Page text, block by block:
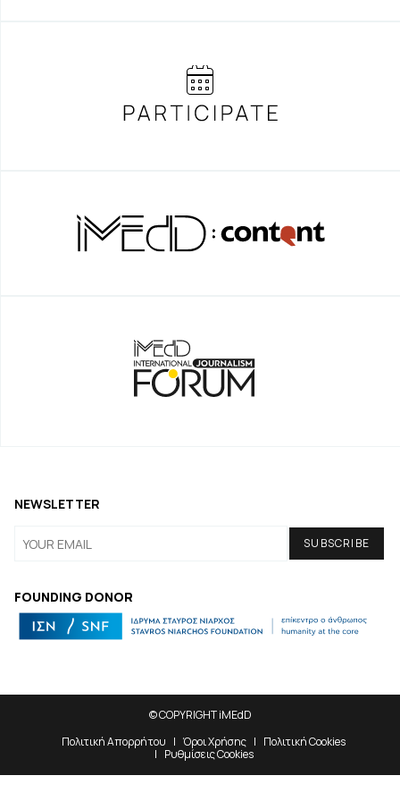
FOUNDING DONOR
NEWSLETTER
© COPYRIGHT iMEdD
Πολιτική Απορρήτου
Όροι Χρήσης
Πολιτική Cookies
Ρυθμίσεις Cookies